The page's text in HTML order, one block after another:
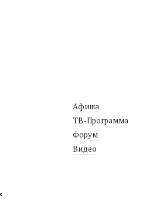
Афиша
ТВ-Программа
Форум
Видео